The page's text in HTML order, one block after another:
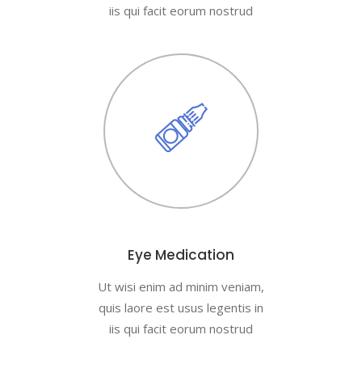
iis qui facit eorum nostrud
Eye Medication
Ut wisi enim ad minim veniam,
quis laore est usus legentis in
iis qui facit eorum nostrud